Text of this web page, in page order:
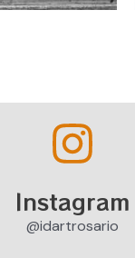
Instagram
@idartrosario